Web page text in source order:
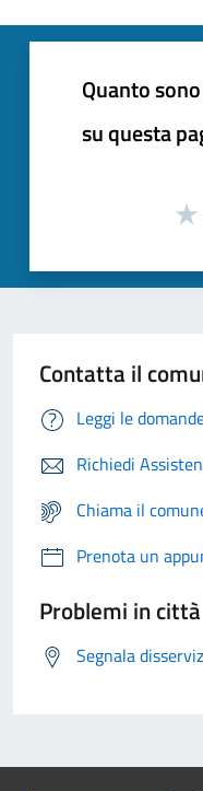
Quanto
su questa
Contatta il
Leggi le
Richiedi
Chiama il
Prenota un
Problemi in città
Segnala